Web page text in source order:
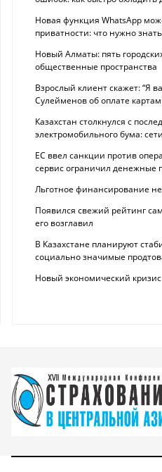
Новая функция WhatsApp
приватности: что нужно
Новый Алматы: пять
общественные пространства
Взрослый клиент скажет: “Я
Сулейменов об оплате
Казахстан столкнулся с
электромобильного бума:
ЕС ввел санкции против
сервис ограничил денежные
Льготное финансирование
Появился свежий рейтинг
его возглавил
В Казахстане планируют
социально значимые
Новый экономический